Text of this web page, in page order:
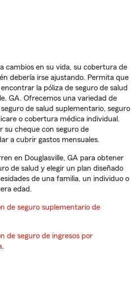
cambios en su vida, su cobertura de
debería irse ajustando. Permita que
la póliza de seguro de salud
GA. Ofrecemos una variedad de
de salud suplementario, seguro
o cobertura médica individual.
su cheque con seguro de
a cubrir gastos mensuales.
en Douglasville, GA para obtener
de salud y elegir un plan diseñado
de una familia, un individuo o
edad.
de seguro suplementario de
de seguro de ingresos por
.